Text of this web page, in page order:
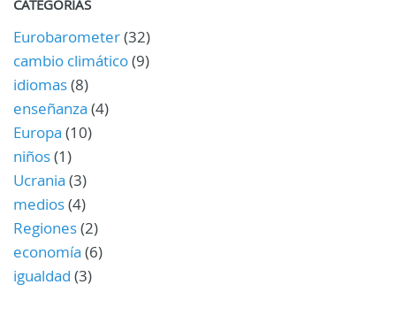
CATEGORÍAS
Eurobarometer(32)
cambio climático(9)
idiomas(8)
enseñanza (4)
Europa (10)
niños(1)
Ucrania (3)
medios(4)
Regiones(2)
economía (6)
igualdad (3)